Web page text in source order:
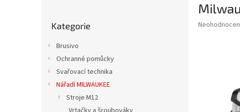
kategorie
Kategorie
Brusivo
Ochranné pomůcky
Svařovací technika
Nářadí MILWAUKEE
Stroje M12
Průměrné